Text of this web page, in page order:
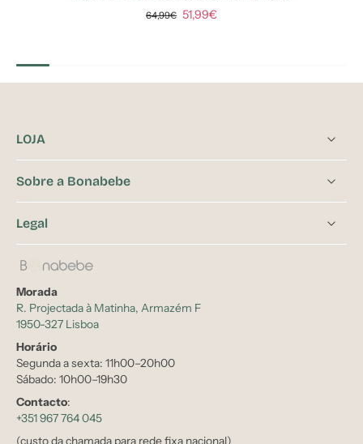
64,99€ 51,99€
LOJA
Sobre a Bonabebe
Legal
Morada
R. Projectada à Matinha, Armazém F
1950-327 Lisboa
Horário
Segunda a sexta: 11h00–20h00
Sábado: 10h00–19h30
Contacto:
+351 967 764 045
(custo da chamada para rede fixa nacional)